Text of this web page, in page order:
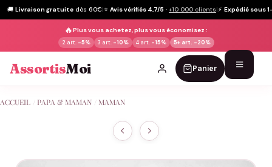
🚚 Livraison gratuite dès 60€|⭐ Avis vérifiés 4,7/5 · +10 000 clients|⚡ Expédié sous
🔥Plus vous achetez, plus vous économisez :
2 art. -5% 3 art. -10% 4 art. -15% 5+ art. -20%
AssortisMoi Panier
au
ACCUEIL PAPA & MAMAN MAMAN